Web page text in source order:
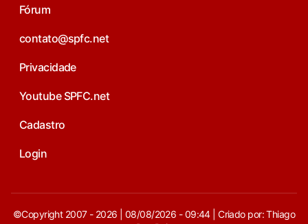
Fórum
contato@spfc.net
Privacidade
Youtube SPFC.net
Cadastro
Login
©Copyright 2007 - 2026 | 08/08/2026 - 09:44 | Criado por: Thiago